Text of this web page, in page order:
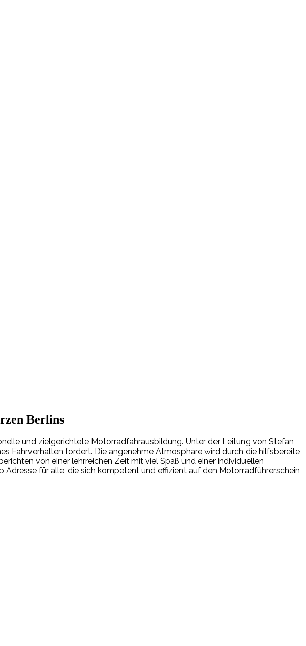
Berlins
und zielgerichtete Motorradfahrausbildung. Unter der Leitung von Stefan
Fahrverhalten fördert. Die angenehme Atmosphäre wird durch die hilfsbereite
von einer lehrreichen Zeit mit viel Spaß und einer individuellen
für alle, die sich kompetent und effizient auf den Motorradführerschein